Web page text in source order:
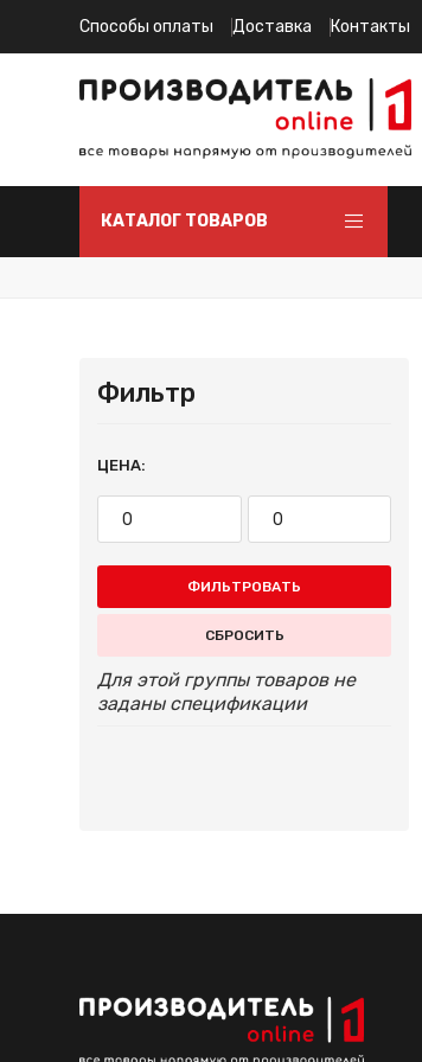
Способы оплаты Доставка Контакты
КАТАЛОГ ТОВАРОВ
Фильтр
ЦЕНА:
ФИЛЬТРОВАТЬ
СБРОСИТЬ
Для этой группы товаров не
заданы спецификации